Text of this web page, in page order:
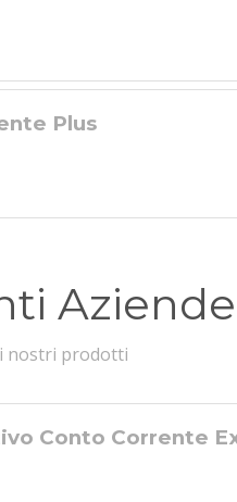
Plus
Aziende
nostri prodotti
Conto Corrente